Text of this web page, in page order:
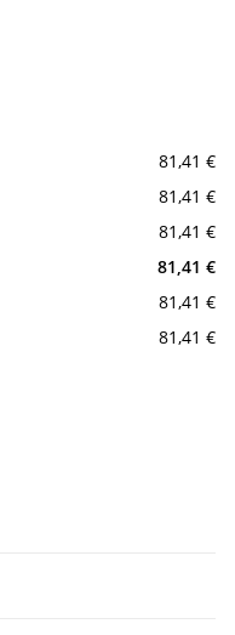
81,41 €
81,41 €
81,41 €
81,41 €
81,41 €
81,41 €